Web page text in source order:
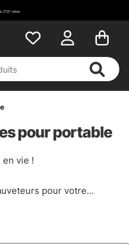
2737 votes
pour portable
vie !
pour votre
les pêcheurs sont